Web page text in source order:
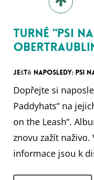
Turné "Psi
Ještě naposledy: Psi
Dopřejte si
Paddyhats“ na
on the Leash“.
znovu zažít
informace jsou k